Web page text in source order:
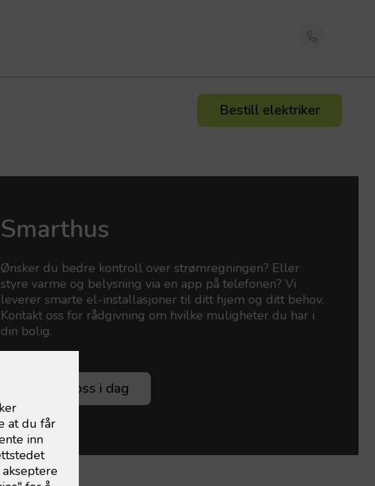
Bestill elektriker
Smarthus
Ønsker du bedre kontroll over strømregningen? Eller
styre varme og belysning via en app på telefonen? Vi
leverer smarte el-installasjoner til ditt hjem og ditt behov.
Kontakt oss for rådgivning om hvilke muligheter du har i
din bolig.
Kontakt oss i dag